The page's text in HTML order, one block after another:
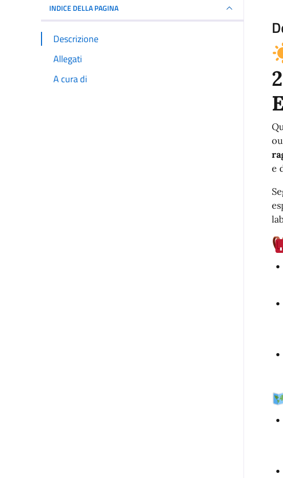
INDICE DELLA PAGINA
Descrizione
Allegati
A cura di
e